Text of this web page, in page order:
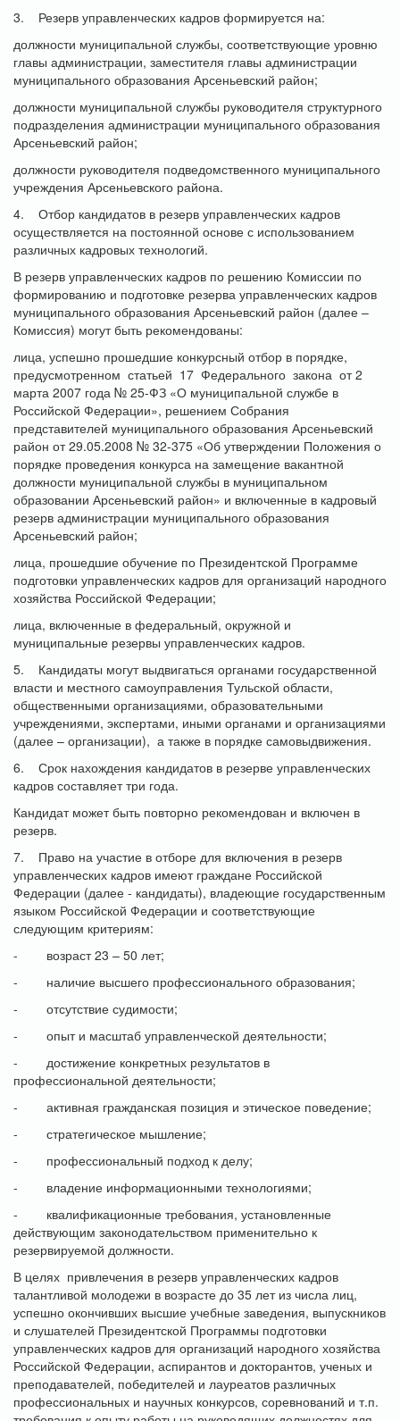
3. Резерв управленческих кадров формируется на:
должности муниципальной службы, соответствующие уровню
главы администрации, заместителя главы администрации
муниципального образования Арсеньевский район;
должности муниципальной службы руководителя структурного
подразделения администрации муниципального образования
Арсеньевский район;
должности руководителя подведомственного муниципального
учреждения Арсеньевского района.
4. Отбор кандидатов в резерв управленческих кадров
осуществляется на постоянной основе с использованием
различных кадровых технологий.
В резерв управленческих кадров по решению Комиссии по
формированию и подготовке резерва управленческих кадров
муниципального образования Арсеньевский район (далее –
Комиссия) могут быть рекомендованы:
лица, успешно прошедшие конкурсный отбор в порядке,
предусмотренном статьей 17 Федерального закона от 2
марта 2007 года № 25-ФЗ «О муниципальной службе в
Российской Федерации», решением Собрания
представителей муниципального образования Арсеньевский
район от 29.05.2008 № 32-375 «Об утверждении Положения о
порядке проведения конкурса на замещение вакантной
должности муниципальной службы в муниципальном
образовании Арсеньевский район» и включенные в кадровый
резерв администрации муниципального образования
Арсеньевский район;
лица, прошедшие обучение по Президентской Программе
подготовки управленческих кадров для организаций народного
хозяйства Российской Федерации;
лица, включенные в федеральный, окружной и
муниципальные резервы управленческих кадров.
5. Кандидаты могут выдвигаться органами государственной
власти и местного самоуправления Тульской области,
общественными организациями, образовательными
учреждениями, экспертами, иными органами и организациями
(далее – организации), а также в порядке самовыдвижения.
6. Срок нахождения кандидатов в резерве управленческих
кадров составляет три года.
Кандидат может быть повторно рекомендован и включен в
резерв.
7. Право на участие в отборе для включения в резерв
управленческих кадров имеют граждане Российской
Федерации (далее - кандидаты), владеющие государственным
языком Российской Федерации и соответствующие
следующим критериям:
- возраст 23 – 50 лет;
- наличие высшего профессионального образования;
- отсутствие судимости;
- опыт и масштаб управленческой деятельности;
- достижение конкретных результатов в
профессиональной деятельности;
- активная гражданская позиция и этическое поведение;
- стратегическое мышление;
- профессиональный подход к делу;
- владение информационными технологиями;
- квалификационные требования, установленные
действующим законодательством применительно к
резервируемой должности.
В целях привлечения в резерв управленческих кадров
талантливой молодежи в возрасте до 35 лет из числа лиц,
успешно окончивших высшие учебные заведения, выпускников
и слушателей Президентской Программы подготовки
управленческих кадров для организаций народного хозяйства
Российской Федерации, аспирантов и докторантов, ученых и
преподавателей, победителей и лауреатов различных
профессиональных и научных конкурсов, соревнований и т.п.